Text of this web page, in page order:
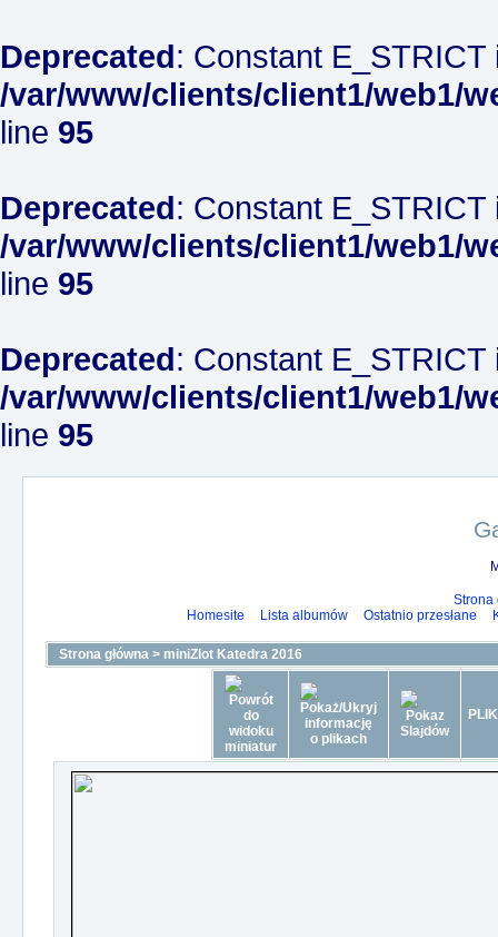
Deprecated: Constant
/var/www/clients/client1/web1/
line 95
Deprecated: Constant
/var/www/clients/client1/web1/
line 95
Deprecated: Constant
/var/www/clients/client1/web1/
line 95
Strona
Homesite
Lista albumów Ostatnio przesłane
Strona główna > miniZlot Katedra 2016